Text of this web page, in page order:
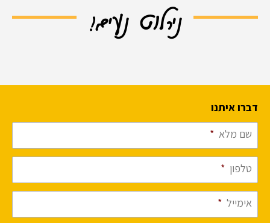
נירלוט נעים!
דברו איתנו
שם מלא *
טלפון *
אימייל *